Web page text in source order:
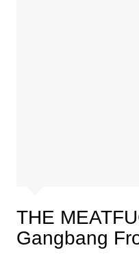
THE
Gangbang